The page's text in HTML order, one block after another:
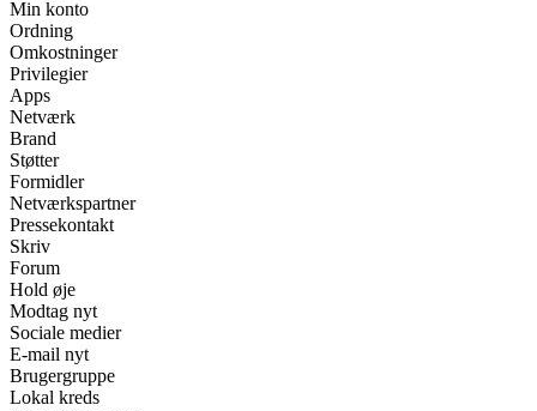
Min konto
Ordning
Omkostninger
Privilegier
Apps
Netværk
Brand
Støtter
Formidler
Netværkspartner
Pressekontakt
Skriv
Forum
Hold øje
Modtag nyt
Sociale medier
E-mail nyt
Brugergruppe
Lokal kreds